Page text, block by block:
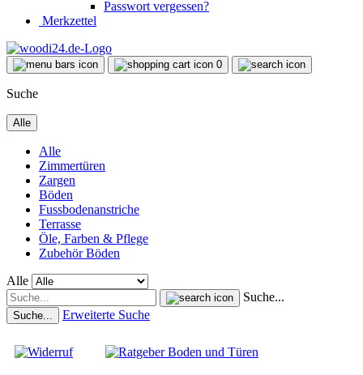
Passwort vergessen?
Merkzettel
0
Suche
Alle
Alle
Zimmertüren
Zargen
Böden
Fussbodenanstriche
Terrasse
Öle, Farben & Pflege
Zubehör Böden
Alle
Suche...
Suche... Erweiterte Suche